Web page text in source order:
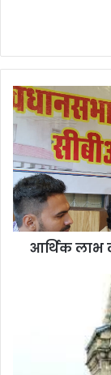
आर्थिक
लाभ
लेने
को
की
गईं
विधानसभा
में
भर्तियां
आर्थिक लाभ